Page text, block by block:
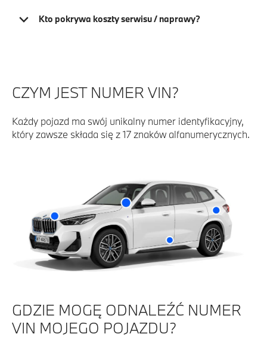
Kto pokrywa koszty serwisu / naprawy?
CZYM JEST NUMER VIN?
Każdy pojazd ma swój unikalny numer identyfikacyjny,
który zawsze składa się z 17 znaków alfanumerycznych.
GDZIE MOGĘ ODNALEŹĆ NUMER
VIN MOJEGO POJAZDU?